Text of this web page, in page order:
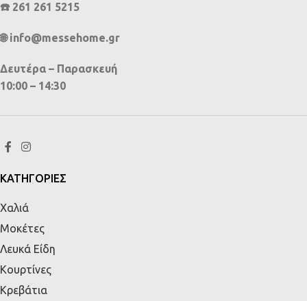
☎️ 261 261 5215
🌐 info@messehome.gr
Δευτέρα – Παρασκευή
10:00 – 14:30
ΚΑΤΗΓΟΡΙΕΣ
Χαλιά
Μοκέτες
Λευκά Είδη
Κουρτίνες
Κρεβάτια